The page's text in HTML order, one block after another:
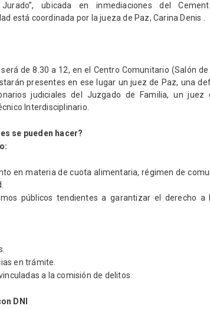
ubicada en inmediaciones del
está coordinada por la jueza de Paz, Carina Denis .
de 8.30 a 12, en el Centro Comunitario (Salón
presentes en ese lugar un juez de Paz, una
judiciales del Juzgado de Familia, un juez
Interdisciplinario.
se pueden hacer?
en materia de cuota alimentaria, régimen de
públicos tendientes a garantizar el derecho
en trámite.
a la comisión de delitos.
DNI